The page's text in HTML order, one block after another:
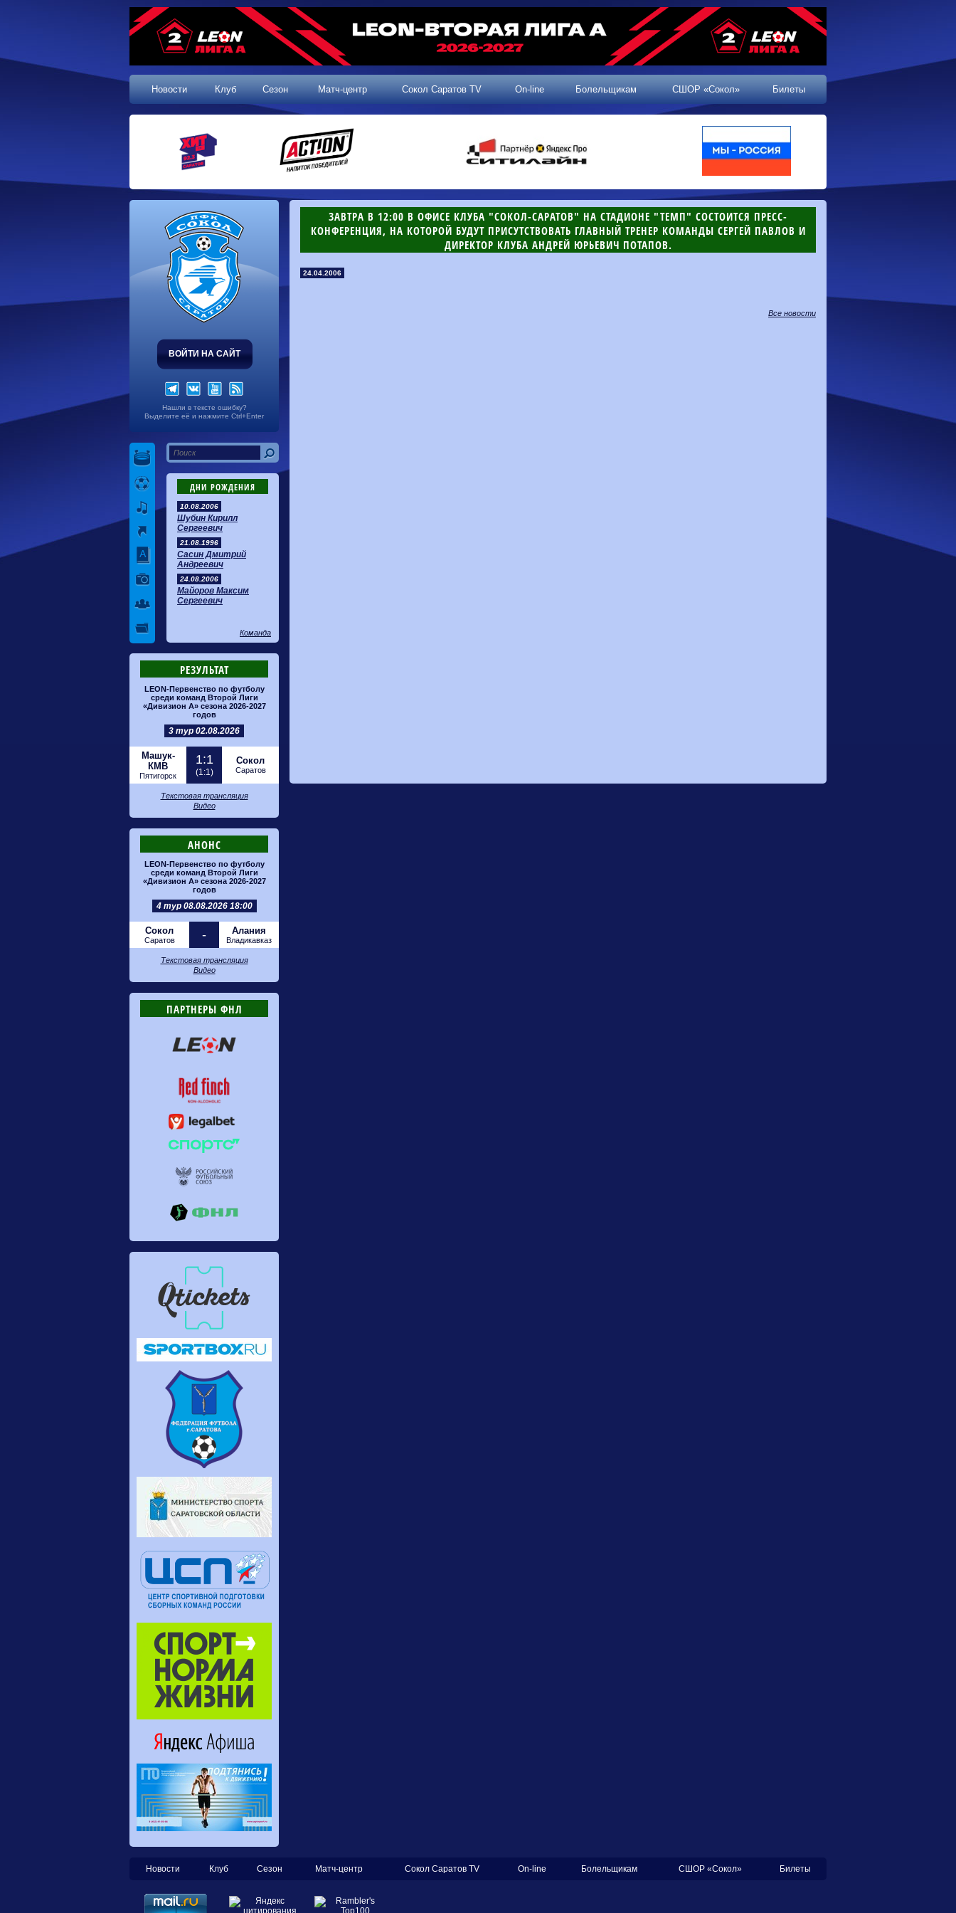
Новости Клуб Сезон Матч-центр Сокол Саратов TV On-line Болельщикам СШОР «Сокол» Билеты
ВОЙТИ НА САЙТ
Нашли в тексте ошибку?
Выделите её и нажмите Ctrl+Enter
ДНИ РОЖДЕНИЯ
10.08.2006
Шубин Кирилл
Сергеевич
21.08.1996
Сасин Дмитрий
Андреевич
24.08.2006
Майоров Максим
Сергеевич
Команда
РЕЗУЛЬТАТ
LEON-Первенство по футболу
среди команд Второй Лиги
«Дивизион А» сезона 2026-2027
годов
3 тур 02.08.2026
Машук-
КМВ
Пятигорск
1:1
(1:1)
Сокол
Саратов
Текстовая трансляция
Видео
АНОНС
LEON-Первенство по футболу
среди команд Второй Лиги
«Дивизион А» сезона 2026-2027
годов
4 тур 08.08.2026 18:00
Сокол
Саратов - Алания
Владикавказ
Текстовая трансляция
Видео
ПАРТНЕРЫ ФНЛ
ЗАВТРА В 12:00 В ОФИСЕ КЛУБА "СОКОЛ-САРАТОВ" НА СТАДИОНЕ "ТЕМП" СОСТОИТСЯ ПРЕСС-
КОНФЕРЕНЦИЯ, НА КОТОРОЙ БУДУТ ПРИСУТСТВОВАТЬ ГЛАВНЫЙ ТРЕНЕР КОМАНДЫ СЕРГЕЙ ПАВЛОВ И
ДИРЕКТОР КЛУБА АНДРЕЙ ЮРЬЕВИЧ ПОТАПОВ.
24.04.2006
Все новости
Новости Клуб Сезон Матч-центр Сокол Саратов TV On-line Болельщикам СШОР «Сокол» Билеты